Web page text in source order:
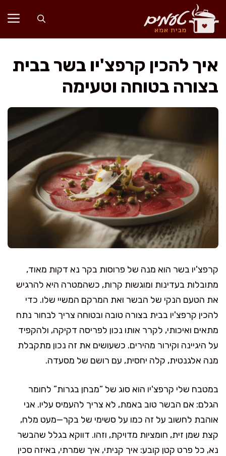
לדלג
לתוכן
איך להכין קרפצ'יו בשר בבית
בצורה בטוחה וטעימה
קרפצ'יו בשר הוא מנה של פרוסות בקר נא דקות מאוד,
מתובלות בעדינות ומוגשות קרות, כשהמטרה היא להרגיש
את הטעם הנקי של הבשר ואת המרקם המשיי שלו. כדי
להכין קרפצ'יו בבית בצורה טובה ובטוחה צריך לבחור נתח
מתאים ואיכותי, לקרר אותו נכון לפריסה דקיקה, ולהקפיד
על היגיינה וקירור מהירים. כשעושים את זה נכון מתקבלת
מנה אלגנטית, קלה יחסית, עם רושם של מסעדה.
במטבח שלי קרפצ'יו הוא סוג של “מבחן בגרות” לחומר
הגלם: אם הבשר טוב באמת, לא צריך להעמיס עליו. אני
אוהבת לחשוב על זה כמו על סשימי של בקר—מעט מלח,
קצת שמן זית, חומציות מדויקת, וזהו. דווקא בגלל שהבשר
נא, כל פרט קטן קובע: איך קניתי, איך שמרתי, באיזה סכין